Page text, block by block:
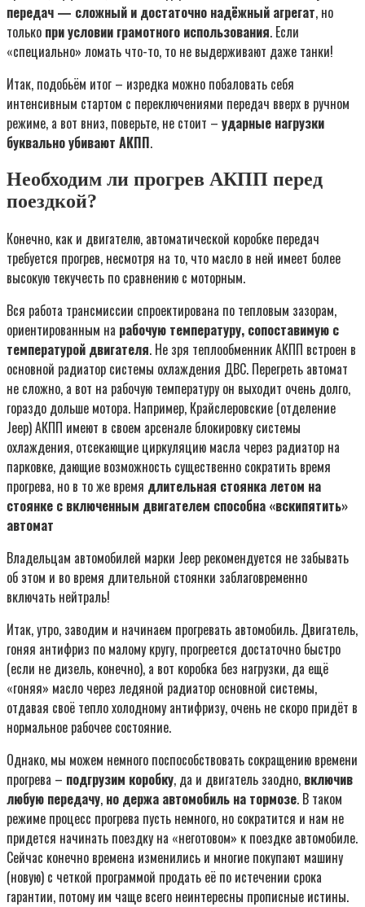
передач — сложный и достаточно надёжный агрегат, но
только при условии грамотного использования. Если
«специально» ломать что-то, то не выдерживают даже танки!
Итак, подобьём итог – изредка можно побаловать себя
интенсивным стартом с переключениями передач вверх в ручном
режиме, а вот вниз, поверьте, не стоит – ударные нагрузки
буквально убивают АКПП.
Необходим ли прогрев АКПП перед
поездкой?
Конечно, как и двигателю, автоматической коробке передач
требуется прогрев, несмотря на то, что масло в ней имеет более
высокую текучесть по сравнению с моторным.
Вся работа трансмиссии спроектирована по тепловым зазорам,
ориентированным на рабочую температуру, сопоставимую с
температурой двигателя. Не зря теплообменник АКПП встроен в
основной радиатор системы охлаждения ДВС. Перегреть автомат
не сложно, а вот на рабочую температуру он выходит очень долго,
гораздо дольше мотора. Например, Крайслеровские (отделение
Jeep) АКПП имеют в своем арсенале блокировку системы
охлаждения, отсекающие циркуляцию масла через радиатор на
парковке, дающие возможность существенно сократить время
прогрева, но в то же время длительная стоянка летом на
стоянке с включенным двигателем способна «вскипятить»
автомат
Владельцам автомобилей марки Jeep рекомендуется не забывать
об этом и во время длительной стоянки заблаговременно
включать нейтраль!
Итак, утро, заводим и начинаем прогревать автомобиль. Двигатель,
гоняя антифриз по малому кругу, прогреется достаточно быстро
(если не дизель, конечно), а вот коробка без нагрузки, да ещё
«гоняя» масло через ледяной радиатор основной системы,
отдавая своё тепло холодному антифризу, очень не скоро придёт в
нормальное рабочее состояние.
Однако, мы можем немного поспособствовать сокращению времени
прогрева – подгрузим коробку, да и двигатель заодно, включив
любую передачу, но держа автомобиль на тормозе. В таком
режиме процесс прогрева пусть немного, но сократится и нам не
придется начинать поездку на «неготовом» к поездке автомобиле.
Сейчас конечно времена изменились и многие покупают машину
(новую) с четкой программой продать её по истечении срока
гарантии, потому им чаще всего неинтересны прописные истины.